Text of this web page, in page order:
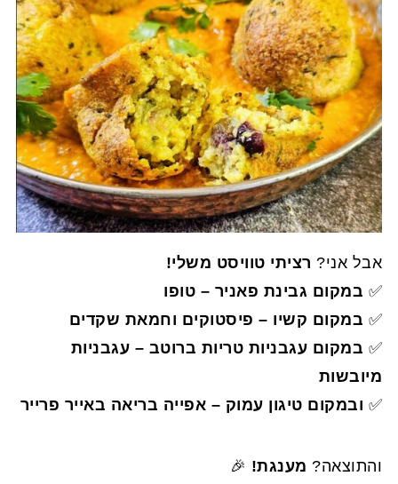
אבל אני? רציתי טוויסט משלי!
✅ במקום גבינת פאניר – טופו
✅ במקום קשיו – פיסטוקים וחמאת שקדים
✅ במקום עגבניות טריות ברוטב – עגבניות
מיובשות
✅ ובמקום טיגון עמוק – אפייה בריאה באייר פרייר
והתוצאה? מענגת! 🎉